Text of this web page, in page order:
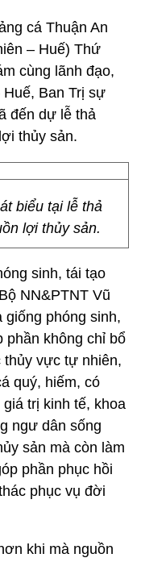
cá Thuận An
– Huế) Thứ
cùng lãnh đạo,
Ban Trị sự
đến dự lễ thả
thủy sản.
biểu tại lễ thả
lợi thủy sản.
sinh, tái tạo
NN&PTNT Vũ
giống phóng sinh,
phần không chỉ bổ
thủy vực tự nhiên,
quý, hiếm, có
trị kinh tế, khoa
ngư dân sống
sản mà còn làm
phần phục hồi
phục vụ đời
khi mà nguồn